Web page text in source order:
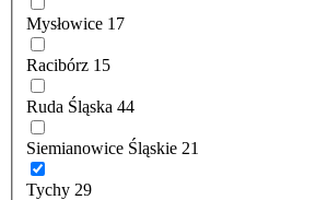
Mysłowice 17
Racibórz 15
Ruda Śląska 44
Siemianowice Śląskie 21
Tychy 29